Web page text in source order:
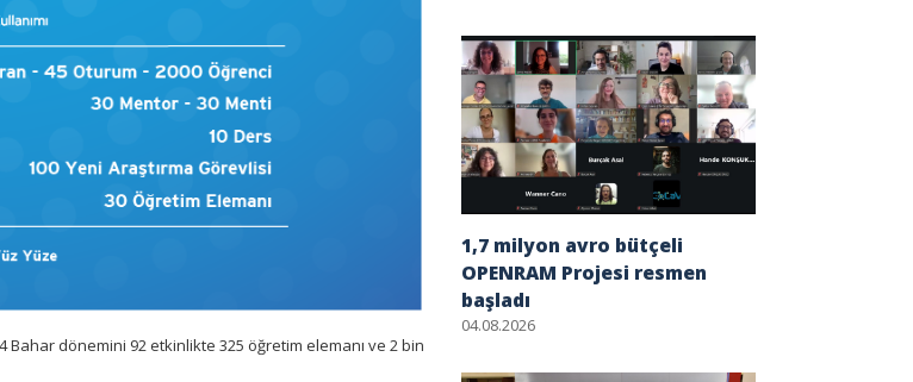
dönemini 92 etkinlikte 325 öğretim elemanı ve 2 bin
1,7 milyon avro bütçeli
OPENRAM Projesi resmen
başladı
04.08.2026